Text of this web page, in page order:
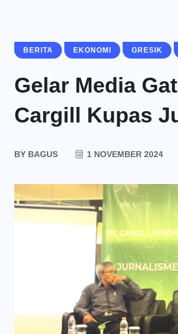
BERITA EKONOMI GRESIK
Gelar Media
Cargill Kupas
BY BAGUS 1 NOVEMBER 2024